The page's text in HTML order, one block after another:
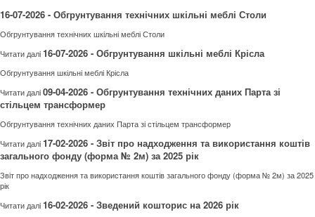
16-07-2026 - Обгрунтування технічних шкільні меблі Столи
Обгрунтування технічних шкільні меблі Столи
Читати далi 16-07-2026 - Обгрунтування шкільні меблі Крісла
Обгрунтування шкільні меблі Крісла
Читати далi09-04-2026 - Обгрунтування технічних даних Парта зі
стільцем трансформер
Обгрунтування технічних даних Парта зі стільцем трансформер
Читати далi 17-02-2026 - Звіт про надходження та використання коштів
загального фонду (форма № 2м) за 2025 рік
Звіт про надходження та використання коштів загального фонду (форма № 2м) за 2025
рік
Читати далi 16-02-2026 - Зведений кошторис на 2026 рік